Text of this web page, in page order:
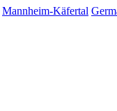
Mannheim-Käfertal